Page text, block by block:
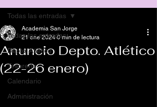
Todas las entradas
Depto. Atlético
Tesorería
Calendario
Administración
Todas las entradas
Anuncio Depto. Atlético
(22-26 enero)
Academia San Jorge
21 ene 2024 0 min de lectura